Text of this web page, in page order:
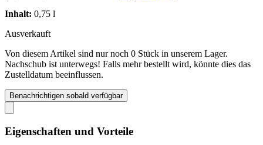
Inhalt: 0,75 l
Ausverkauft
Von diesem Artikel sind nur noch 0 Stück in unserem Lager.
Nachschub ist unterwegs! Falls mehr bestellt wird, könnte dies das
Zustelldatum beeinflussen.
Benachrichtigen sobald verfügbar
Eigenschaften und Vorteile